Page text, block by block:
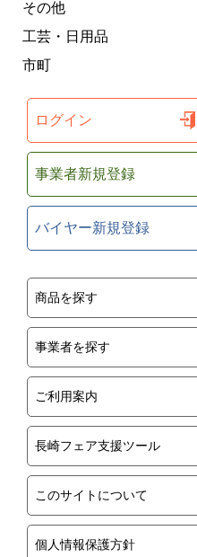
その他
工芸・日用品
市町
ログイン
事業者新規登録
バイヤー新規登録
商品を探す
事業者を探す
ご利用案内
長崎フェア支援ツール
このサイトについて
個人情報保護方針